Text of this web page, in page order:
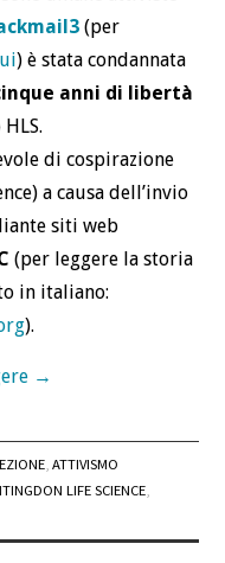
(per
) è stata condannata
anni di libertà
di cospirazione
a causa dell’invio
siti web
(per leggere la storia
in italiano:
).
→
, ATTIVISMO
LIFE SCIENCE,